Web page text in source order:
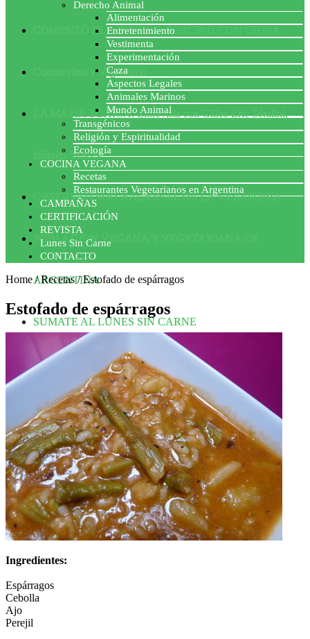
COMENZÓ EL ACUERDO PORCINO CON CHINA
Coronavirus y Veganismo
LA MAFIA TÓXICA: Entrevista con Gilles-Eric Séralini,
biólogo francés
OBSERVATORIO NACIONAL DE LA VEGEFOBIA
POBLACION VEGANA Y VEGETARIANA DE
ARGENTINA
SUMATE AL LUNES SIN CARNE
Derecho Animal
Alimentación
Entretenimiento
Vestimenta
Experimentación
Caza
Aspectos Legales
Animales Marinos
Mundo Animal
Transgénicos
Religión y Espiritualidad
Ecología
COCINA VEGANA
Recetas
Restaurantes Vegetarianos en Argentina
CAMPAÑAS
CERTIFICACIÓN
REVISTA
Lunes Sin Carne
CONTACTO
Home/Recetas/Estofado de espárragos
Estofado de espárragos
Ingredientes:
Espárragos
Cebolla
Ajo
Perejil